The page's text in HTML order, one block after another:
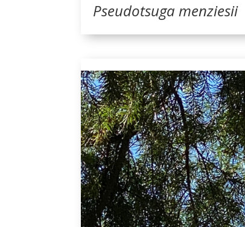
Pseudotsuga menziesii